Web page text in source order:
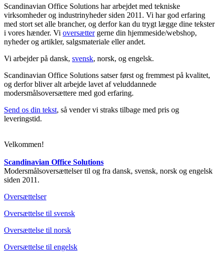
Scandinavian Office Solutions har arbejdet med tekniske
virksomheder og industrinyheder siden 2011. Vi har god erfaring
med stort set alle brancher, og derfor kan du trygt lægge dine tekster
i vores hænder. Vi oversættergerne din hjemmeside/webshop,
nyheder og artikler, salgsmateriale eller andet.
Vi arbejder på dansk, svensk, norsk, og engelsk.
Scandinavian Office Solutions satser først og fremmest på kvalitet,
og derfor bliver alt arbejde lavet af veluddannede
modersmålsoversættere med god erfaring.
Send os din tekst, så vender vi straks tilbage med pris og
leveringstid.
Velkommen!
Scandinavian Office Solutions
Modersmålsoversættelser til og fra dansk, svensk, norsk og engelsk
siden 2011.
Oversættelser
Oversættelse til svensk
Oversættelse til norsk
Oversættelse til engelsk